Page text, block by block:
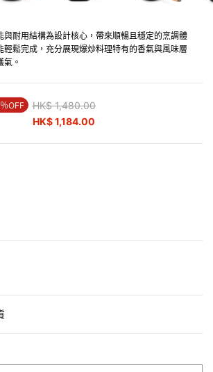
與耐用結構為設計核心，帶來順暢且穩定的烹調體
輕鬆完成，充分展現爆炒料理特有的香氣與風味層
氣。
OFF Price reduced from
HK$ 1,480.00to
HK$ 1,184.00